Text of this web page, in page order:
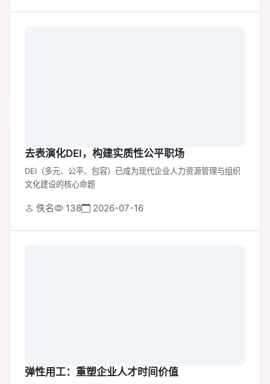
去表演化DEI，构建实质性公平职场
DEI（多元、公平、包容）已成为现代企业人力资源管理与组织
文化建设的核心命题
佚名 138 2026-07-16
弹性用工：重塑企业人才时间价值